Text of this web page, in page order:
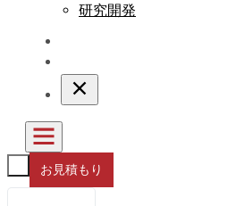
研究開発
お見積もり